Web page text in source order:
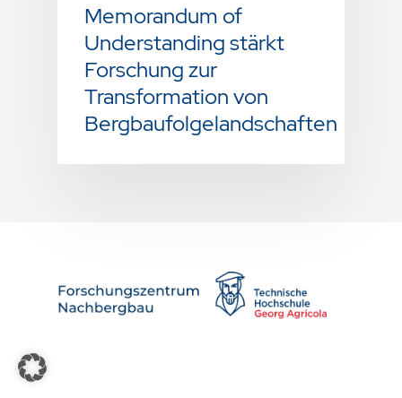
Memorandum of
Understanding stärkt
Forschung zur
Transformation von
Bergbaufolgelandschaften